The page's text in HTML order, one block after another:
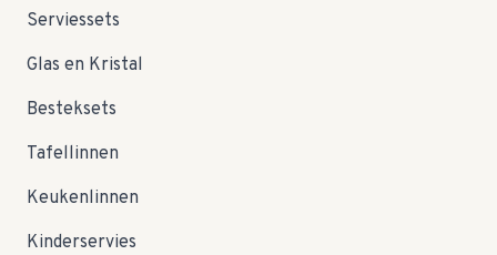
Serviessets
Glas en Kristal
Besteksets
Tafellinnen
Keukenlinnen
Kinderservies